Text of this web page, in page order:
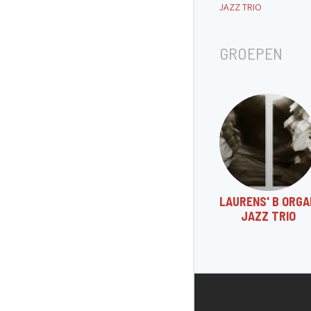
JAZZ TRIO
GROEPEN
LAURENS' B
JAZZ TRIO